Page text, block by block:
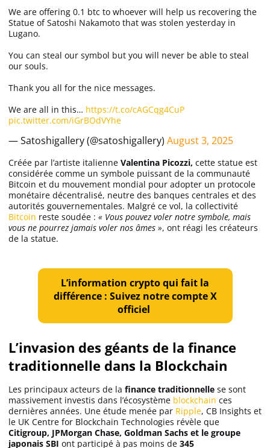
Trading
C’est quoi ?
Meilleur Broker
Apprendre
Indicateurs techniques
Investir
Meilleures plateformes
We are offering 0.1 btc to whoever will help us recovering the
Statue of Satoshi Nakamoto that was stolen yesterday in
Lugano.
You can steal our symbol but you will never be able to steal
our souls.
Thank you all for the nice messages.
We are all in this… https://t.co/cAGCqg4CuP
pic.twitter.com/iGrBOdVYhe
— Satoshigallery (@satoshigallery) August 3, 2025
Créée par l’artiste italienne Valentina Picozzi, cette statue est
considérée comme un symbole puissant de la communauté
Bitcoin et du mouvement mondial pour adopter un protocole
monétaire décentralisé, neutre des banques centrales et des
autorités gouvernementales. Malgré ce vol, la collectivité
Bitcoin reste soudée : « Vous pouvez voler notre symbole, mais
vous ne pourrez jamais voler nos âmes », ont réagi les créateurs
de la statue.
L’information crypto qui fait la
différence : Suivez notre compte X
officiel
L’invasion des géants de la finance
traditionnelle dans la Blockchain
Les principaux acteurs de la finance traditionnelle se sont
massivement investis dans l’écosystème blockchain ces
dernières années. Une étude menée par Ripple, CB Insights et
le UK Centre for Blockchain Technologies révèle que
Citigroup, JPMorgan Chase, Goldman Sachs et le groupe
japonais SBI ont participé à pas moins de 345